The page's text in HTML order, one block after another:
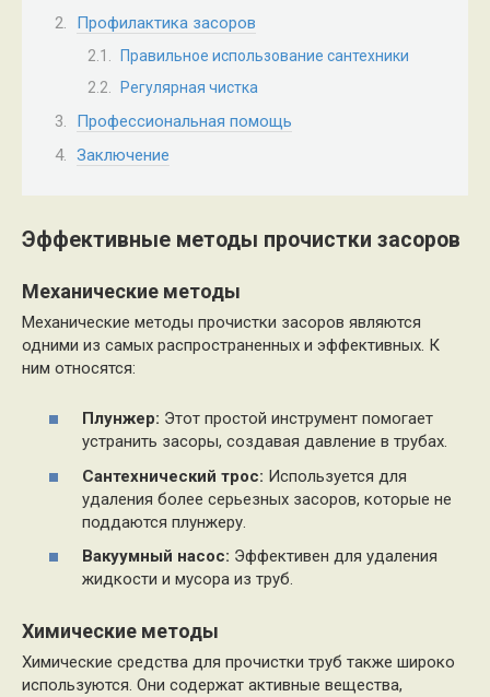
Профилактика засоров
Правильное использование сантехники
Регулярная чистка
Профессиональная помощь
Заключение
Эффективные методы прочистки засоров
Механические методы
Механические методы прочистки засоров являются
одними из самых распространенных и эффективных. К
ним относятся:
Плунжер: Этот простой инструмент помогает
устранить засоры, создавая давление в трубах.
Сантехнический трос: Используется для
удаления более серьезных засоров, которые не
поддаются плунжеру.
Вакуумный насос: Эффективен для удаления
жидкости и мусора из труб.
Химические методы
Химические средства для прочистки труб также широко
используются. Они содержат активные вещества,